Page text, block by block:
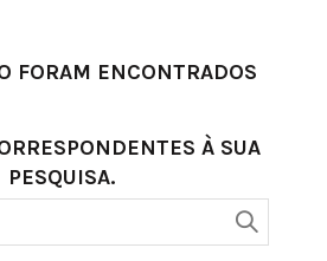
FORAM ENCONTRADOS
À SUA
PESQUISA.